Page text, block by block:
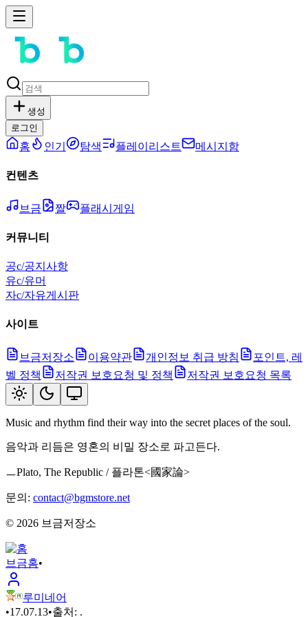
생성
로그인
홈 인기 탐색 플레이리스트 메시지함
컨텐츠
브금 짤 플래시게임
커뮤니티
공c/공지사항
유c/유머
자c/자유게시판
사이트
브금저장소 이용약관 개인정보 취급 방침
포인트, 레
벨 정책
저작권 보호요청 및 정책 저작권 보호요청 목록
Music and rhythm find their way into the secret places of the soul.
음악과 리듬은 영혼의 비밀 장소로 파고든다.
ㅡPlato, The Republic / 플라톤<國家論>
문의: contact@bgmstore.net
© 2026 브금저장소
브금홈•
루미네어
•17.07.13•출처: .